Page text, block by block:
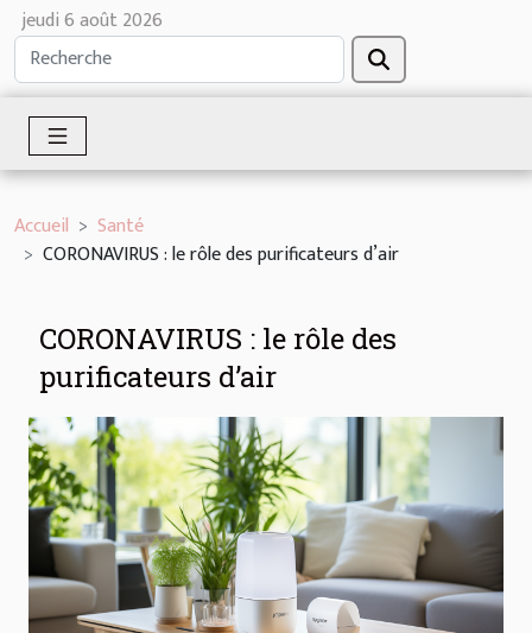
jeudi 6 août 2026
Accueil
Santé
CORONAVIRUS : le rôle des purificateurs d’air
CORONAVIRUS : le rôle des
purificateurs d’air